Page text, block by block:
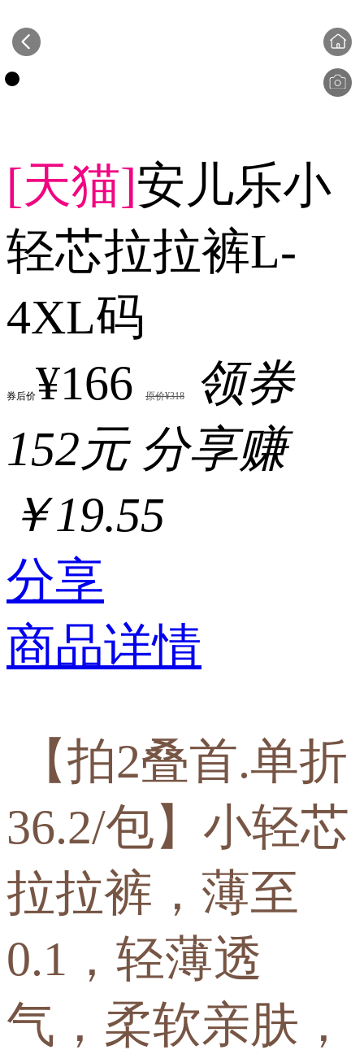
[天猫]安儿乐小
轻芯拉拉裤L-
4XL码
券后价¥166 原价¥318
领券
152元 分享赚
￥19.55
分享
商品详情
【拍2叠首.单折
36.2/包】小轻芯
拉拉裤，薄至
0.1，轻薄透
气，柔软亲肤，